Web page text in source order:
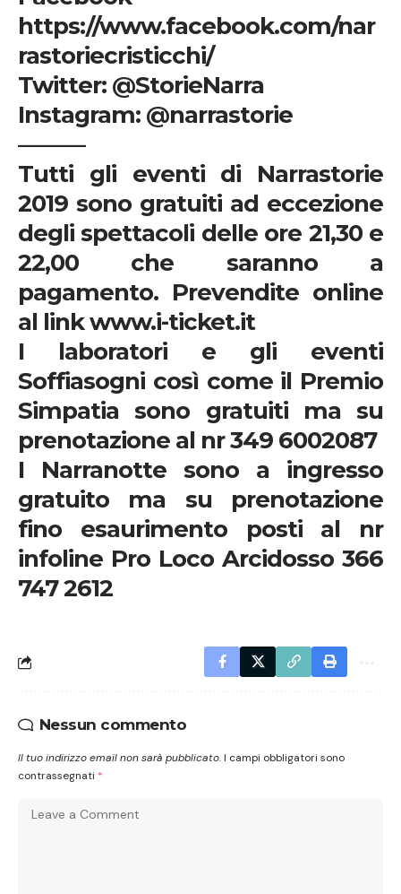
https://www.facebook.com/nar
rastoriecristicchi/
Twitter: @StorieNarra
Instagram: @narrastorie
———
Tutti gli eventi di Narrastorie
2019 sono gratuiti ad eccezione
degli spettacoli delle ore 21,30 e
22,00 che saranno a
pagamento. Prevendite online
al linkwww.i-ticket.it
I laboratori e gli eventi
Soffiasogni così come il Premio
Simpatia sono gratuiti ma su
prenotazione al nr 349 6002087
I Narranotte sono a ingresso
gratuito ma su prenotazione
fino esaurimento posti al nr
infoline Pro Loco Arcidosso 366
747 2612
Nessun commento
Il tuo indirizzo email non sarà pubblicato. I campi obbligatori sono
contrassegnati *